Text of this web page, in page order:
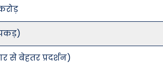
से बेहतर प्रदर्शन)